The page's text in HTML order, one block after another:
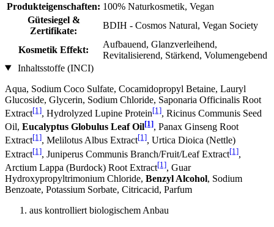
Produkteigenschaften: 100% Naturkosmetik, Vegan
Gütesiegel &
Zertifikate:
BDIH - Cosmos Natural, Vegan Society
Kosmetik Effekt:
Aufbauend, Glanzverleihend,
Revitalisierend, Stärkend, Volumengebend
Inhaltsstoffe (INCI)
Aqua, Sodium Coco­ Sulfate, Cocamidopropyl Betaine, Lauryl
Glucoside, Glycerin, Sodium Chloride, Saponaria Officinalis Root
Extract[1], Hydrolyzed Lupine Protein[1], Ricinus Communis Seed
Oil, Eucalyptus Globulus Leaf Oil[1], Panax Ginseng Root
Extract[1], Melilotus Albus Extract[1], Urtica Dioica (Nettle)
Extract[1], Juniperus Communis Branch/Fruit/Leaf Extract[1],
Arctium Lappa (Burdock) Root Extract[1], Guar
Hydroxypropyltrimonium Chloride, Benzyl Alcohol, Sodium
Benzoate, Potassium Sorbate, Citricacid, Parfum
aus kontrolliert biologischem Anbau